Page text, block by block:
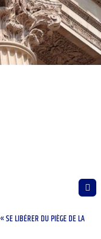
LIBÉRER DU PIÈGE DE LA